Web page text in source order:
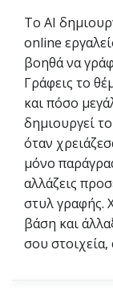
Το AI
online
βοηθά να
Γράφεις το
και πόσο
δημιουργεί
όταν
μόνο
αλλάζεις
στυλ γραφής.
βάση και
σου